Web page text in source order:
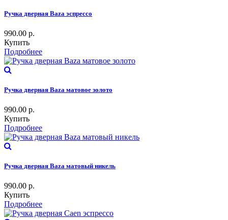
Ручка дверная Baza эспрессо
990.00 р.
Купить
Подробнее
Ручка дверная Baza матовое золото
990.00 р.
Купить
Подробнее
Ручка дверная Baza матовый никель
990.00 р.
Купить
Подробнее